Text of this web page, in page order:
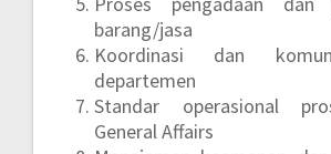
barang/jasa
Koordinasi dan
departemen
Standar operasional
General Affairs